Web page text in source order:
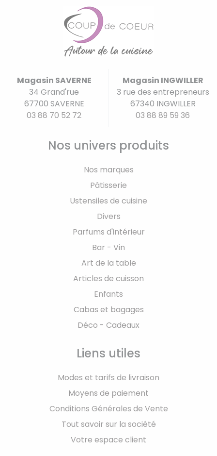
Magasin SAVERNE
34 Grand'rue
67700 SAVERNE
03 88 70 52 72
Magasin INGWILLER
3 rue des entrepreneurs
67340 INGWILLER
03 88 89 59 36
Nos univers produits
Nos marques
Pâtisserie
Ustensiles de cuisine
Divers
Parfums d'intérieur
Bar - Vin
Art de la table
Articles de cuisson
Enfants
Cabas et bagages
Déco - Cadeaux
Liens utiles
Modes et tarifs de livraison
Moyens de paiement
Conditions Générales de Vente
Tout savoir sur la société
Votre espace client